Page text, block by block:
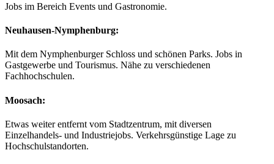
Jobs im Bereich Events und Gastronomie.
Neuhausen-Nymphenburg:
Mit dem Nymphenburger Schloss und schönen Parks. Jobs in
Gastgewerbe und Tourismus. Nähe zu verschiedenen
Fachhochschulen.
Moosach:
Etwas weiter entfernt vom Stadtzentrum, mit diversen
Einzelhandels- und Industriejobs. Verkehrsgünstige Lage zu
Hochschulstandorten.